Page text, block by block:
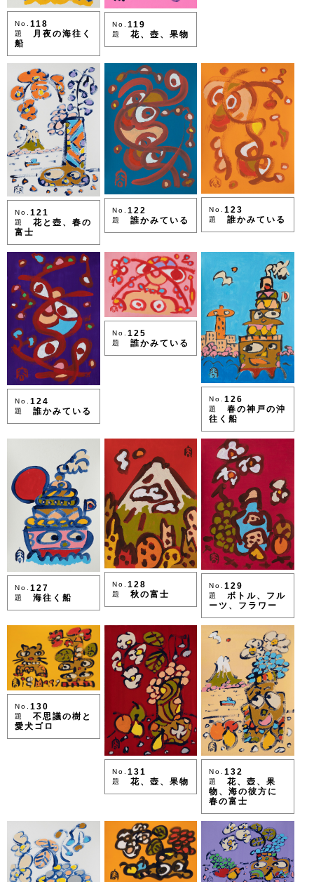
No. 118
題
月夜の海往く
船
No. 119
題 花、壺、果物
No. 121
題
花と壺、春の
富士
No. 122
題 誰かみている
No.123
題 誰かみている
No. 124
題 誰かみている
No. 125
題 誰かみている
No.126
題
春の神戸の沖
往く船
No. 127
題 海往く船
No. 128
題 秋の富士
No.129
題
ボトル、フル
ーツ、フラワー
No. 130
題
不思議の樹と
愛犬ゴロ
No. 131
題 花、壺、果物
No.132
題
花、壺、果
物、海の彼方に
春の富士